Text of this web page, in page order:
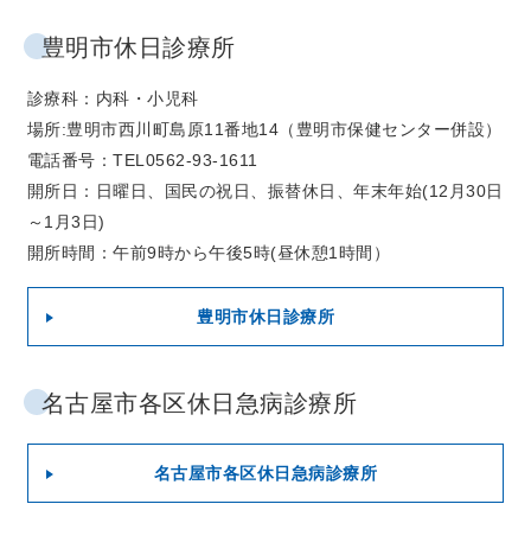
豊明市休日診療所
診療科：内科・小児科
場所:豊明市西川町島原11番地14（豊明市保健センター併設）
電話番号：TEL0562-93-1611
開所日：日曜日、国民の祝日、振替休日、年末年始(12月30日
～1月3日)
開所時間：午前9時から午後5時(昼休憩1時間）
豊明市休日診療所
名古屋市各区休日急病診療所
名古屋市各区休日急病診療所